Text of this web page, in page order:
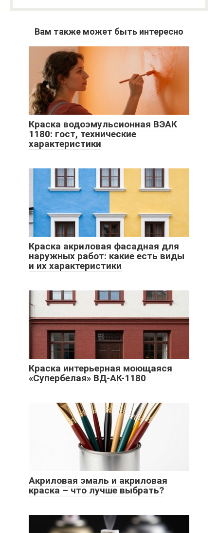
Вам также может быть интересно
Краска водоэмульсионная ВЭАК
1180: гост, технические
характеристики
Краска акриловая фасадная для
наружных работ: какие есть виды
и их характеристики
Краска интерьерная моющаяся
«Супербелая» ВД-АК-1180
Акриловая эмаль и акриловая
краска – что лучше выбрать?